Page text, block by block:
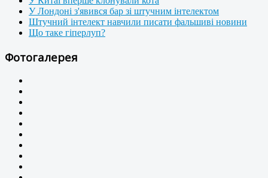
У Лондоні з'явився бар зі штучним інтелектом
Штучний інтелект навчили писати фальшиві новини
Що таке гіперлуп?
Фотогалерея